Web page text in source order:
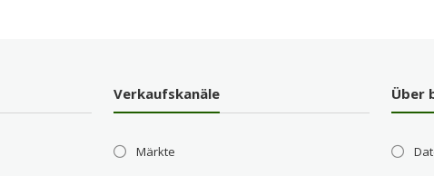
Verkaufskanäle
Märkte
Über